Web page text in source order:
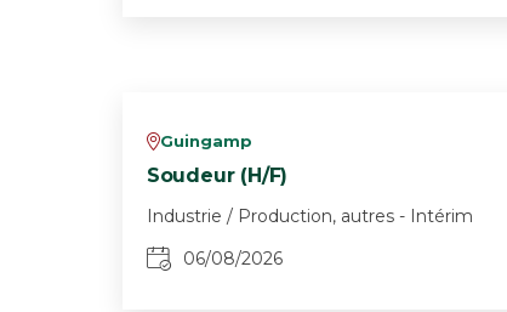
vGuingamp
Soudeur (H/F)
Industrie / Production, autres - Intérim
06/08/2026